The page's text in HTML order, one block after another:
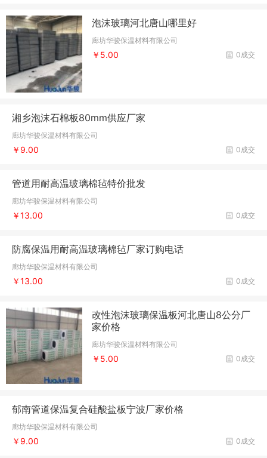
泡沫玻璃河北唐山哪里好
廊坊华骏保温材料有限公司
0成交
￥5.00
湘乡泡沫石棉板80mm供应厂家
廊坊华骏保温材料有限公司
0成交
￥9.00
管道用耐高温玻璃棉毡特价批发
廊坊华骏保温材料有限公司
0成交
￥13.00
防腐保温用耐高温玻璃棉毡厂家订购电话
廊坊华骏保温材料有限公司
0成交
￥13.00
改性泡沫玻璃保温板河北唐山8公分厂
家价格
廊坊华骏保温材料有限公司
0成交
￥5.00
郁南管道保温复合硅酸盐板宁波厂家价格
廊坊华骏保温材料有限公司
0成交
￥9.00